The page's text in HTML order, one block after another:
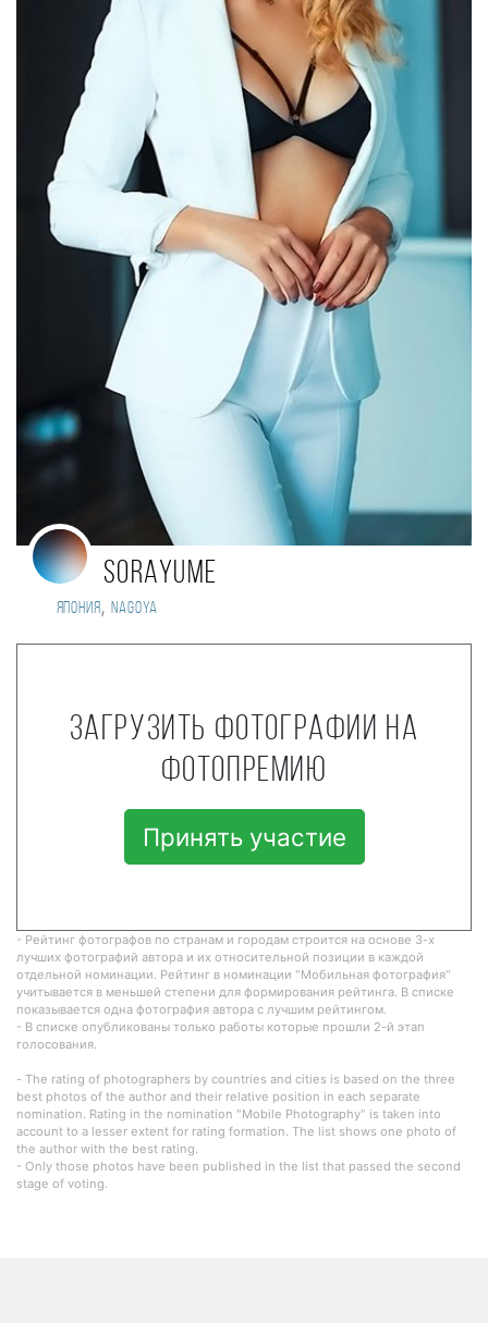
sorayume
Япония, nagoya
Загрузить фотографии на
фотопремию
Принять участие
- Рейтинг фотографов по странам и городам строится на основе 3-х
лучших фотографий автора и их относительной позиции в каждой
отдельной номинации. Рейтинг в номинации "Мобильная фотография"
учитывается в меньшей степени для формирования рейтинга. В списке
показывается одна фотография автора с лучшим рейтингом.
- В списке опубликованы только работы которые прошли 2-й этап
голосования.
- The rating of photographers by countries and cities is based on the three
best photos of the author and their relative position in each separate
nomination. Rating in the nomination "Mobile Photography" is taken into
account to a lesser extent for rating formation. The list shows one photo of
the author with the best rating.
- Only those photos have been published in the list that passed the second
stage of voting.